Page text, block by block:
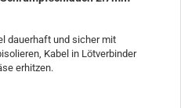
dauerhaft und sicher mit
Kabel in Lötverbinder
erhitzen.